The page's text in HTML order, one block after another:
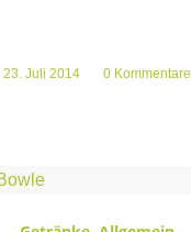
23. Juli 2014
/ 0 Kommentare